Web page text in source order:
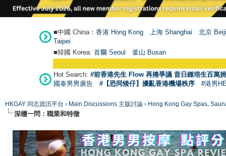
■中國 China： 香港 Hong Kong 上海 Shanghai
北京
Taipei
■韓國 Korea: 首爾 Seoul 釜山 Busan
Hot Search: #前香港先生 Flow 再捲爭議 昔日鍾培生百萬
國泰男男廣告
#【恐同矮仔】擾亂香港機場秩序 #港男
HKGAY 同志資訊平台 › Main Discussions 主版討論 › Hong Kong Gay Spas,
深櫃一問：職業和特徵